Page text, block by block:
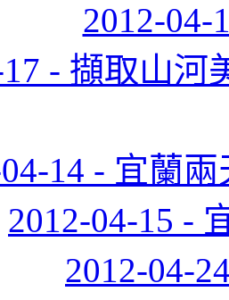
2012-04-
17 - 擷取山
14 - 宜蘭
2012-04-15 -
2012-04-